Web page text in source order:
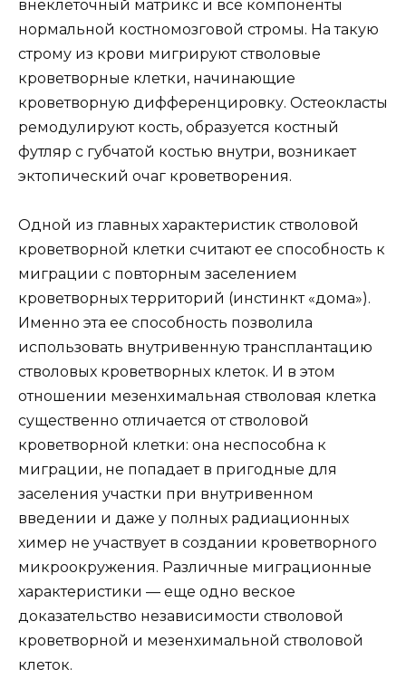
внеклеточный матрикс и все компоненты
нормальной костномозговой стромы. На такую
строму из крови мигрируют стволовые
кроветворные клетки, начинающие
кроветворную дифференцировку. Остеокласты
ремодулируют кость, образуется костный
футляр с губчатой костью внутри, возникает
эктопический очаг кроветворения.
Одной из главных характеристик стволовой
кроветворной клетки считают ее способность к
миграции с повторным заселением
кроветворных территорий (инстинкт «дома»).
Именно эта ее способность позволила
использовать внутривенную трансплантацию
стволовых кроветворных клеток. И в этом
отношении мезенхимальная стволовая клетка
существенно отличается от стволовой
кроветворной клетки: она неспособна к
миграции, не попадает в пригодные для
заселения участки при внутривенном
введении и даже у полных радиационных
химер не участвует в создании кроветворного
микроокружения. Различные миграционные
характеристики — еще одно веское
доказательство независимости стволовой
кроветворной и мезенхимальной стволовой
клеток.